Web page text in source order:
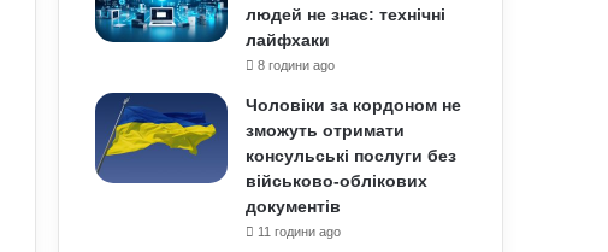
людей не знає: технічні
лайфхаки
8 години ago
Чоловіки за кордоном не
зможуть отримати
консульські послуги без
військово-облікових
документів
11 години ago